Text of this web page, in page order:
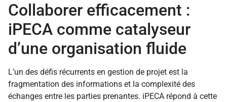
Collaborer efficacement :
iPECA comme catalyseur
d’une organisation fluide
L’un des défis récurrents en gestion de projet est la
fragmentation des informations et la complexité des
échanges entre les parties prenantes. iPECA répond à cette